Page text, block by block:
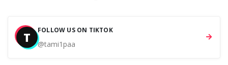
T FOLLOW US ON TIKTOK
@tami1paa